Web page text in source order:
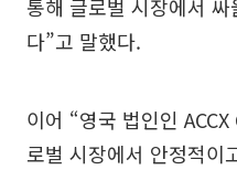
통해 글로벌 시장에서
다”고 말했다.
이어 “영국 법인인
로벌 시장에서 안정적이